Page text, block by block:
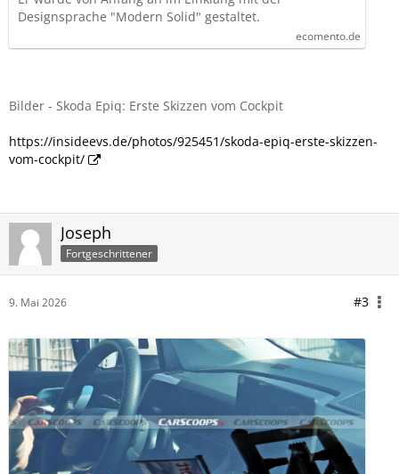
Designsprache "Modern Solid" gestaltet.
ecomento.de
Bilder - Skoda Epiq: Erste Skizzen vom Cockpit
https://insideevs.de/photos/925451/skoda-epiq-erste-skizzen-
vom-cockpit/
Joseph
Fortgeschrittener
9. Mai 2026 #3